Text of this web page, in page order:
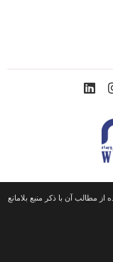
مطالب آن با ذکر منبع بلامانع